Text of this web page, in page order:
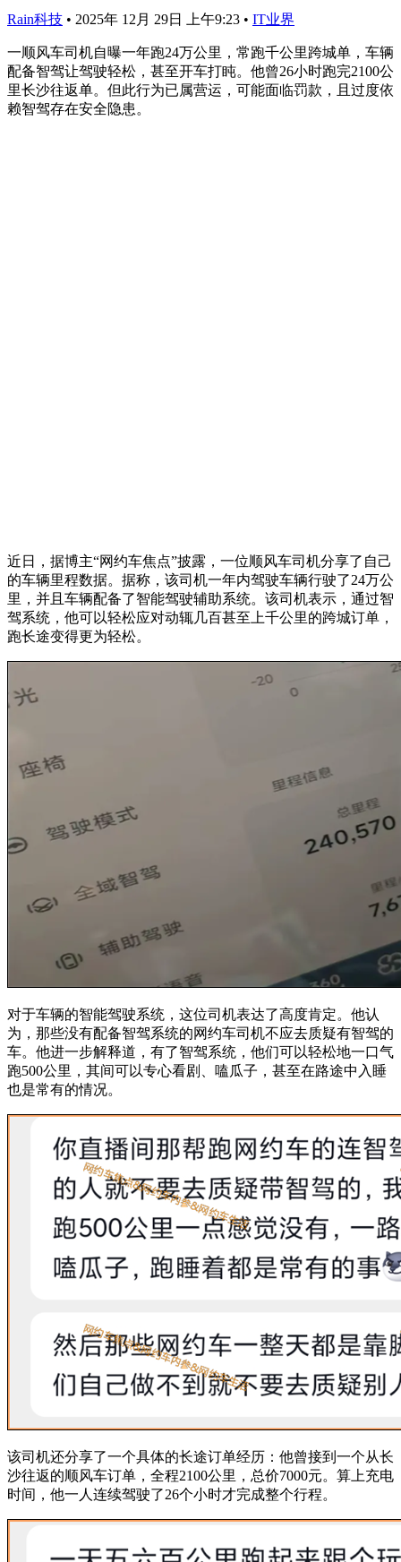
Rain科技 • 2025年 12月 29日 上午9:23 • IT业界
一顺风车司机自曝一年跑24万公里，常跑千公里跨城单，车辆
配备智驾让驾驶轻松，甚至开车打盹。他曾26小时跑完2100公
里长沙往返单。但此行为已属营运，可能面临罚款，且过度依
赖智驾存在安全隐患。
近日，据博主“网约车焦点”披露，一位顺风车司机分享了自己
的车辆里程数据。据称，该司机一年内驾驶车辆行驶了24万公
里，并且车辆配备了智能驾驶辅助系统。该司机表示，通过智
驾系统，他可以轻松应对动辄几百甚至上千公里的跨城订单，
跑长途变得更为轻松。
对于车辆的智能驾驶系统，这位司机表达了高度肯定。他认
为，那些没有配备智驾系统的网约车司机不应去质疑有智驾的
车。他进一步解释道，有了智驾系统，他们可以轻松地一口气
跑500公里，其间可以专心看剧、嗑瓜子，甚至在路途中入睡
也是常有的情况。
该司机还分享了一个具体的长途订单经历：他曾接到一个从长
沙往返的顺风车订单，全程2100公里，总价7000元。算上充电
时间，他一人连续驾驶了26个小时才完成整个行程。